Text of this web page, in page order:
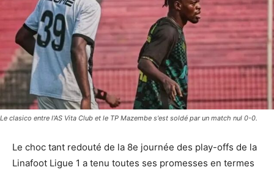
Le clasico entre l'AS Vita Club et le TP Mazembe s'est soldé par un match nul 0-0.
Le choc tant redouté de la 8e journée des play-offs de la
Linafoot Ligue 1 a tenu toutes ses promesses en termes